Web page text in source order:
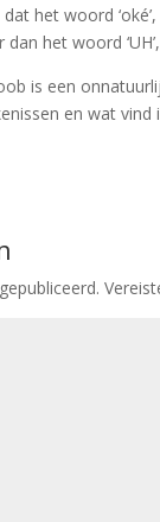
het woord
het woord
is een
en wat